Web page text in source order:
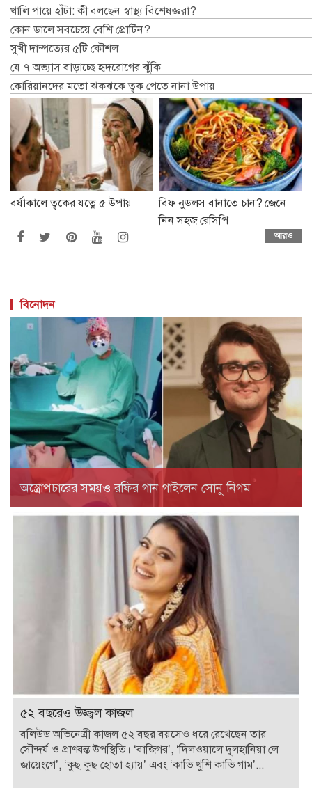
খালি পায়ে হাঁটা: কী বলছেন স্বাস্থ্য বিশেষজ্ঞরা?
কোন ডালে সবচেয়ে বেশি প্রোটিন?
সুখী দাম্পত্যের ৫টি কৌশল
যে ৭ অভ্যাস বাড়াচ্ছে হৃদরোগের ঝুঁকি
কোরিয়ানদের মতো ঝকঝকে ত্বক পেতে নানা উপায়
বর্ষাকালে ত্বকের যত্নে ৫ উপায়
বিফ নুডলস বানাতে চান? জেনে
নিন সহজ রেসিপি
আরও
বিনোদন
অস্ত্রোপচারের সময়ও রফির গান গাইলেন সোনু নিগম
৫২ বছরেও উজ্জ্বল কাজল
বলিউড অভিনেত্রী কাজল ৫২ বছর বয়সেও ধরে রেখেছেন তার
সৌন্দর্য ও প্রাণবন্ত উপস্থিতি। ‘বাজিগর’, ‘দিলওয়ালে দুলহানিয়া লে
জায়েংগে’, ‘কুছ কুছ হোতা হ্যায়’ এবং ‘কাভি খুশি কাভি গাম’...